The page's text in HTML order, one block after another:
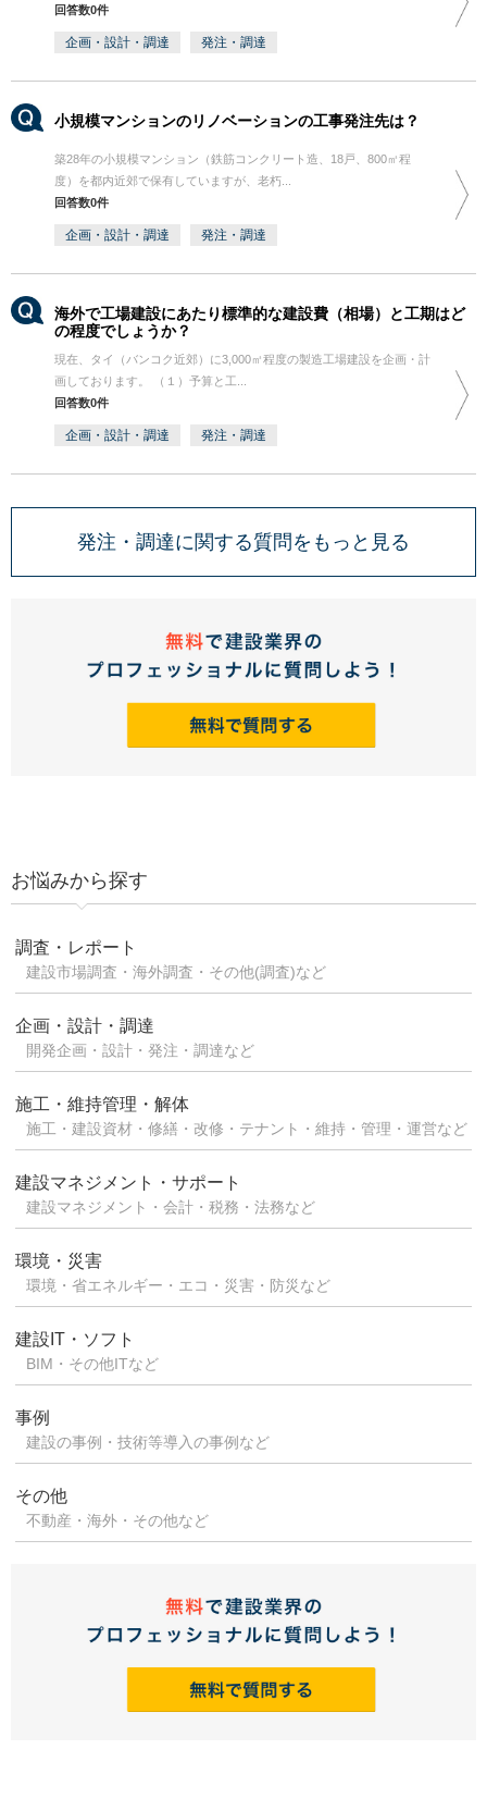
回答数0件
企画・設計・調達 発注・調達
小規模マンションのリノベーションの工事発注先は？
築28年の小規模マンション（鉄筋コンクリート造、18戸、800㎡程
度）を都内近郊で保有していますが、老朽...
回答数0件
企画・設計・調達 発注・調達
海外で工場建設にあたり標準的な建設費（相場）と工期はど
の程度でしょうか？
現在、タイ（バンコク近郊）に3,000㎡程度の製造工場建設を企画・計
画しております。 （１）予算と工...
回答数0件
企画・設計・調達 発注・調達
発注・調達に関する質問をもっと見る
お悩みから探す
調査・レポート
建設市場調査・海外調査・その他(調査)など
企画・設計・調達
開発企画・設計・発注・調達など
施工・維持管理・解体
施工・建設資材・修繕・改修・テナント・維持・管理・運営など
建設マネジメント・サポート
建設マネジメント・会計・税務・法務など
環境・災害
環境・省エネルギー・エコ・災害・防災など
建設IT・ソフト
BIM・その他ITなど
事例
建設の事例・技術等導入の事例など
その他
不動産・海外・その他など